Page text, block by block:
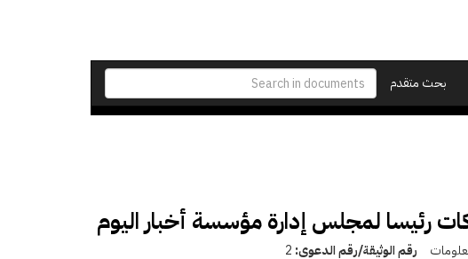
بحث متقدم
رئيسا لمجلس إدارة مؤسسة أخبار اليوم
رقم الوثيقة/رقم الدعوى: 2